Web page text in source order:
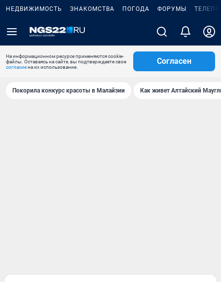
НЕДВИЖИМОСТЬ ЗНАКОМСТВА ПОГОДА ФОРУМЫ
На информационном ресурсе применяются cookie-
файлы. Оставаясь на сайте, вы подтверждаете свое
согласиена их использование.
Согласен
Покорила конкурс красоты в Малайзии Как живет Алтайский